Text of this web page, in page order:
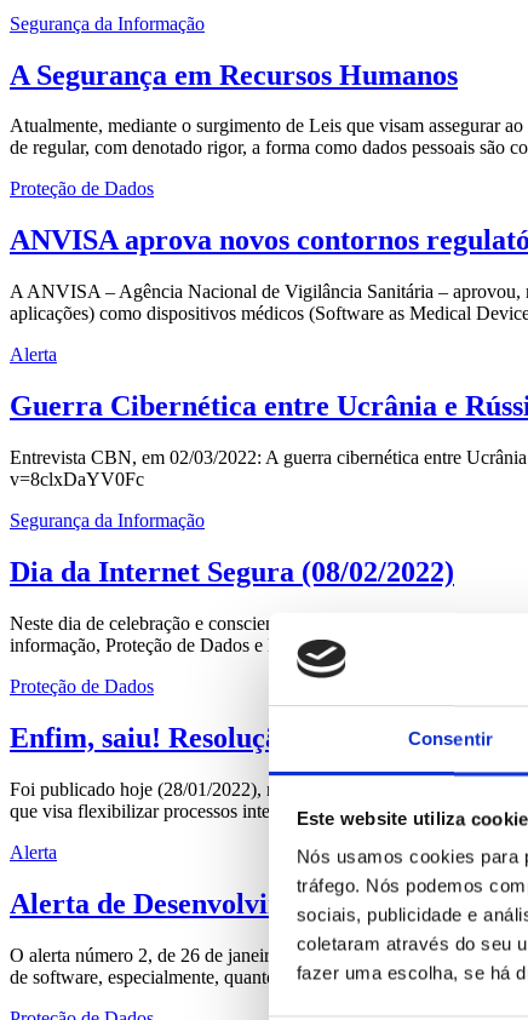
Consentir
Este website utiliza
Nós usamos cookies para
tráfego. Nós podemos
sociais, publicidade e
coletaram através do seu
fazer uma escolha, se há
Segurança da Informação
A Segurança em Recursos Humanos
Atualmente, mediante o surgimento de Leis que visam assegurar
de regular, com denotado rigor, a forma como dados pessoais são
Proteção de Dados
ANVISA aprova novos contornos
A ANVISA – Agência Nacional de Vigilância Sanitária – aprovou,
aplicações) como dispositivos médicos (Software as Medical
Alerta
Guerra Cibernética entre Ucrânia e
Entrevista CBN, em 02/03/2022: A guerra cibernética entre
v=8clxDaYV0Fc
Segurança da Informação
Dia da Internet Segura (08/02/2022)
Neste dia de celebração e conscientização por uma internet mais
informação, Proteção de Dados e Defesa Cibernética, e,
Proteção de Dados
Enfim, saiu! Resolução nº 02 da ANPD
Foi publicado hoje (28/01/2022), no Diário Oficial da União, na
que visa flexibilizar processos internos de adequação e
Alerta
Alerta de Desenvolvimento Seguro –
O alerta número 2, de 26 de janeiro de 2022, publicado pelo
de software, especialmente, quanto a origem de vulnerabilidades